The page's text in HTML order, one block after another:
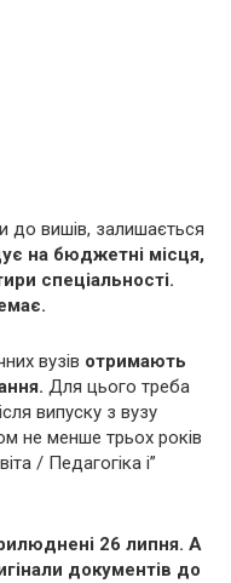
до вишів, залишається
на бюджетні місця,
спеціальності.
вузів отримають
Для цього треба
випуску з вузу
не менше трьох років
/ Педагогіка і”
26 липня. А
документів до